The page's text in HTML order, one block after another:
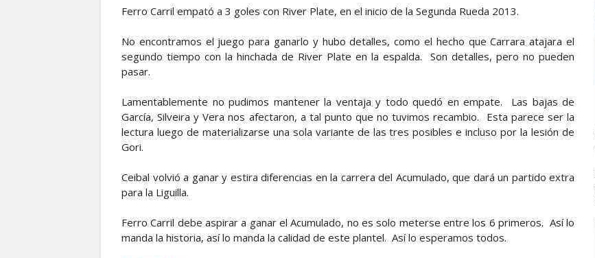
Ferro Carril empató a 3 goles con River Plate, en el inicio de la Segunda Rueda 2013.
No encontramos el juego para ganarlo y hubo detalles, como el hecho que Carrara atajara el
segundo tiempo con la hinchada de River Plate en la espalda. Son detalles, pero no pueden
pasar.
Lamentablemente no pudimos mantener la ventaja y todo quedó en empate. Las bajas de
García, Silveira y Vera nos afectaron, a tal punto que no tuvimos recambio. Esta parece ser la
lectura luego de materializarse una sola variante de las tres posibles e incluso por la lesión de
Gori.
Ceibal volvió a ganar y estira diferencias en la carrera del Acumulado, que dará un partido extra
para la Liguilla.
Ferro Carril debe aspirar a ganar el Acumulado, no es solo meterse entre los 6 primeros. Así lo
manda la historia, así lo manda la calidad de este plantel. Así lo esperamos todos.